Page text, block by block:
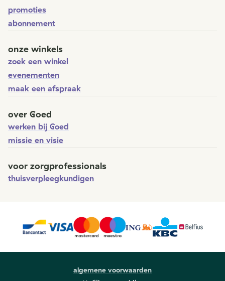
promoties
abonnement
onze winkels
zoek een winkel
evenementen
maak een afspraak
over Goed
werken bij Goed
missie en visie
voor zorgprofessionals
thuisverpleegkundigen
algemene voorwaarden